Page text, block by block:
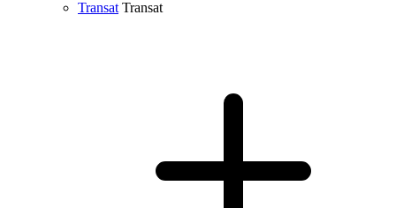
Transat Transat